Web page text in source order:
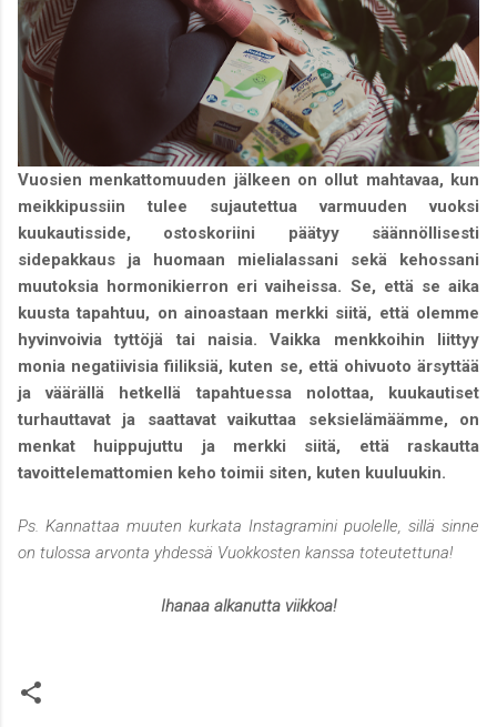
Vuosien menkattomuuden jälkeen on ollut mahtavaa, kun
meikkipussiin tulee sujautettua varmuuden vuoksi
kuukautisside, ostoskoriini päätyy säännöllisesti
sidepakkaus ja huomaan mielialassani sekä kehossani
muutoksia hormonikierron eri vaiheissa. Se, että se aika
kuusta tapahtuu, on ainoastaan merkki siitä, että olemme
hyvinvoivia tyttöjä tai naisia. Vaikka menkkoihin liittyy
monia negatiivisia fiiliksiä, kuten se, että ohivuoto ärsyttää
ja väärällä hetkellä tapahtuessa nolottaa, kuukautiset
turhauttavat ja saattavat vaikuttaa seksielämäämme, on
menkat huippujuttu ja merkki siitä, että raskautta
tavoittelemattomien keho toimii siten, kuten kuuluukin.
Ps. Kannattaa muuten kurkata Instagramini puolelle, sillä sinne
on tulossa arvonta yhdessä Vuokkosten kanssa toteutettuna!
Ihanaa alkanutta viikkoa!